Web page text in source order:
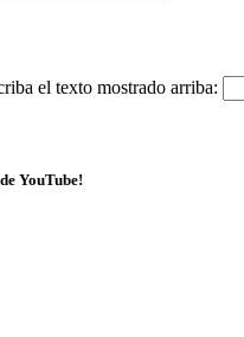
el texto mostrado arriba:
YouTube!